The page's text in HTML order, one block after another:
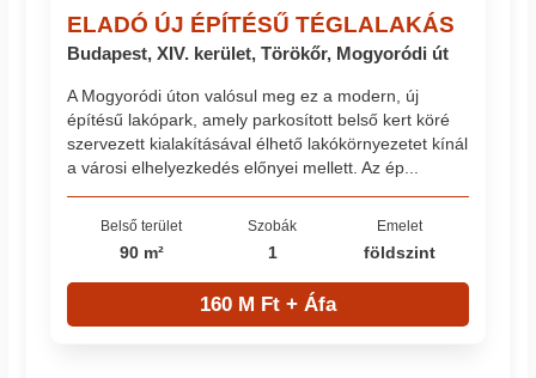
ELADÓ ÚJ ÉPÍTÉSŰ TÉGLALAKÁS
Budapest, XIV. kerület, Törökőr, Mogyoródi út
A Mogyoródi úton valósul meg ez a modern, új
építésű lakópark, amely parkosított belső kert köré
szervezett kialakításával élhető lakókörnyezetet kínál
a városi elhelyezkedés előnyei mellett. Az ép...
Belső terület
90 m²
Szobák
1
Emelet
földszint
160 M Ft + Áfa